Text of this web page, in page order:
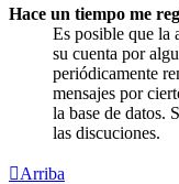
Hace un tiempo me
Es posible que la
su cuenta por
periódicamente
mensajes por
la base de datos.
las discuciones.
Arriba